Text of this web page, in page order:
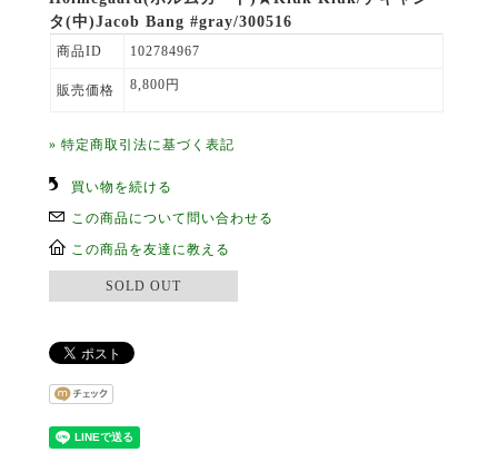
タ(中)Jacob Bang #gray/300516
商品ID 102784967
販売価格 8,800円
» 特定商取引法に基づく表記
買い物を続ける
この商品について問い合わせる
この商品を友達に教える
SOLD OUT